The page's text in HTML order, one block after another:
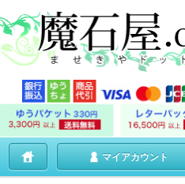
マイアカウント